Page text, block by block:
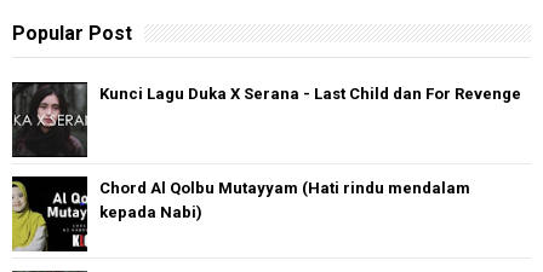
Popular Post
Kunci Lagu Duka X Serana - Last Child dan For Revenge
Chord Al Qolbu Mutayyam (Hati rindu mendalam
kepada Nabi)